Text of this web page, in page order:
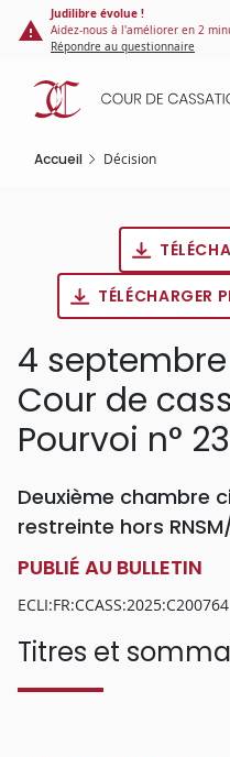
Panneau de gestion des cookies
contenu
principal
Judilibre évolue !
Aidez-nous à l'améliorer en 2
Répondre au questionnaire
Accueil Décision
TÉLÉCHARGER
4
Cour de
Pourvoi n°
Deuxième chambre
restreinte hors
PUBLIÉ AU BULLETIN
ECLI:FR:CCASS:2025:C200764
Titres et